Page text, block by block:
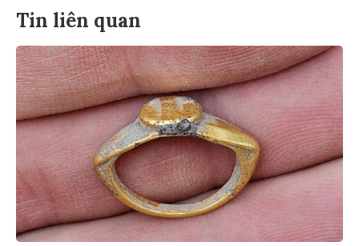
Tin liên quan